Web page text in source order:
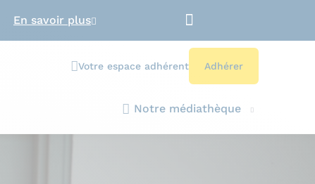
En savoir plus
Votre espace adhérent Adhérer
Notre médiathèque